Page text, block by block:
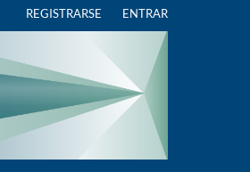
REGISTRARSE ENTRAR